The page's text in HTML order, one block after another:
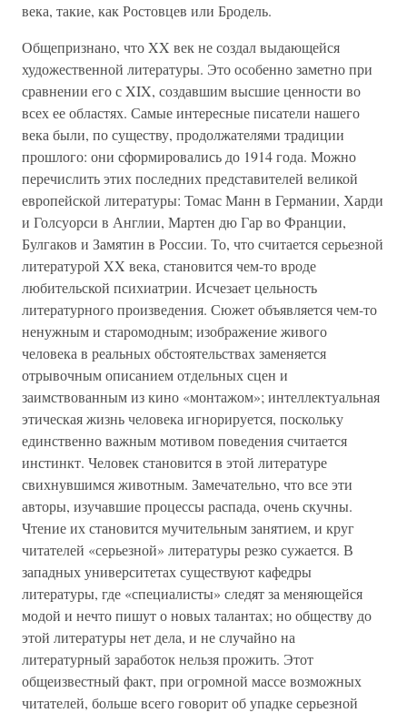
века, такие, как Ростовцев или Бродель.
Общепризнано, что XX век не создал выдающейся
художественной литературы. Это особенно заметно при
сравнении его с XIX, создавшим высшие ценности во
всех ее областях. Самые интересные писатели нашего
века были, по существу, продолжателями традиции
прошлого: они сформировались до 1914 года. Можно
перечислить этих последних представителей великой
европейской литературы: Томас Манн в Германии, Харди
и Голсуорси в Англии, Мартен дю Гар во Франции,
Булгаков и Замятин в России. То, что считается серьезной
литературой XX века, становится чем-то вроде
любительской психиатрии. Исчезает цельность
литературного произведения. Сюжет объявляется чем-то
ненужным и старомодным; изображение живого
человека в реальных обстоятельствах заменяется
отрывочным описанием отдельных сцен и
заимствованным из кино «монтажом»; интеллектуальная
этическая жизнь человека игнорируется, поскольку
единственно важным мотивом поведения считается
инстинкт. Человек становится в этой литературе
свихнувшимся животным. Замечательно, что все эти
авторы, изучавшие процессы распада, очень скучны.
Чтение их становится мучительным занятием, и круг
читателей «серьезной» литературы резко сужается. В
западных университетах существуют кафедры
литературы, где «специалисты» следят за меняющейся
модой и нечто пишут о новых талантах; но обществу до
этой литературы нет дела, и не случайно на
литературный заработок нельзя прожить. Этот
общеизвестный факт, при огромной массе возможных
читателей, больше всего говорит об упадке серьезной